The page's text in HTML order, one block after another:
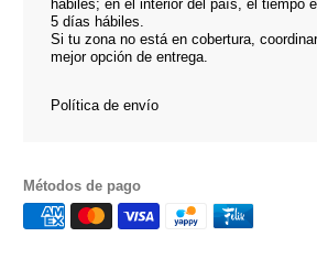
hábiles; en el interior del país, el tiempo
5 días hábiles.
Si tu zona no está en cobertura,
mejor opción de entrega.
Política de envío
Métodos de pago